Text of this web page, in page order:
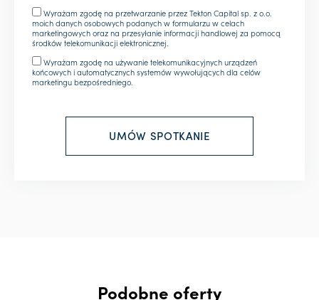
Wyrażam zgodę na przetwarzanie przez Tekton Capital sp. z o.o.
moich danych osobowych podanych w formularzu w celach
marketingowych oraz na przesyłanie informacji handlowej za pomocą
środków telekomunikacji elektronicznej.
Wyrażam zgodę na używanie telekomunikacyjnych urządzeń
końcowych i automatycznych systemów wywołujących dla celów
marketingu bezpośredniego.
Podobne oferty